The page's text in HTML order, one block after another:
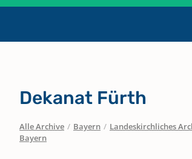
Dekanat Fürth
Alle Archive / Bayern / Landeskirchliches
Bayern